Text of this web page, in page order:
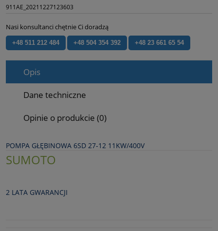
911AE_20211227123603
Nasi konsultanci chętnie Ci doradzą
+48 511 212 484 +48 504 354 392 +48 23 661 65 54
Opis
Dane techniczne
Opinie o produkcie (0)
POMPA GŁĘBINOWA 6SD 27‑12 11KW/400V
SUMOTO
2 LATA GWARANCJI